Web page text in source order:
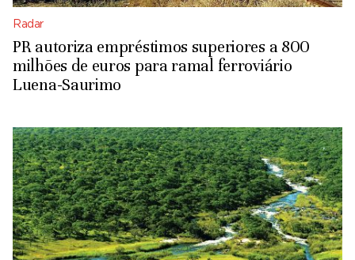
Radar
PR autoriza empréstimos superiores a 800
milhões de euros para ramal ferroviário
Luena-Saurimo